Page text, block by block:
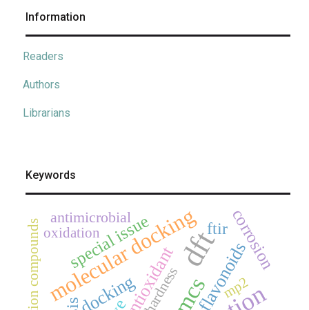
Information
Readers
Authors
Librarians
Keywords
dft
jmcs
molecular docking
antioxidant flavonoids
docking
corrosion
special issue ftir
antimicrobial
oxidation
hardness mp2